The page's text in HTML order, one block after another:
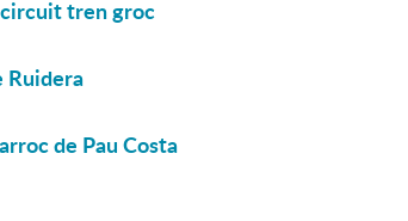
circuit tren groc
Ruidera
de Pau Costa